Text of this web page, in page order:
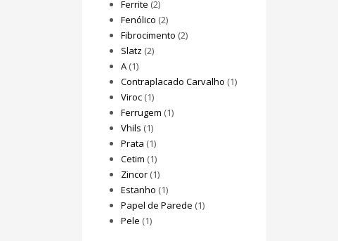
Ferrite (2)
Fenólico (2)
Fibrocimento (2)
Slatz (2)
A(1)
Contraplacado Carvalho (1)
Viroc(1)
Ferrugem (1)
Vhils (1)
Prata (1)
Cetim (1)
Zincor(1)
Estanho (1)
Papel de Parede (1)
Pele (1)